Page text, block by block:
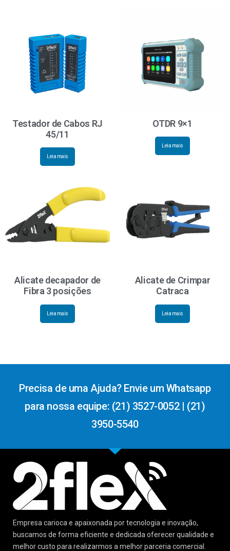
Testador de Cabos RJ
45/11
Leia mais
OTDR 9×1
Leia mais
Alicate decapador de
Fibra 3 posições
Leia mais
Alicate de Crimpar
Catraca
Leia mais
Precisa de uma Ajuda? Envie um Whatsapp
para nossa equipe: (21) 3527-0052 | (21)
3950-5540
Empresa carioca e apaixonada por tecnologia e inovação,
buscamos de forma eficiente e dedicada oferecer qualidade e
melhor custo para realizarmos a melhor parceria comercial.